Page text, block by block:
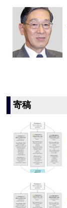
寄稿